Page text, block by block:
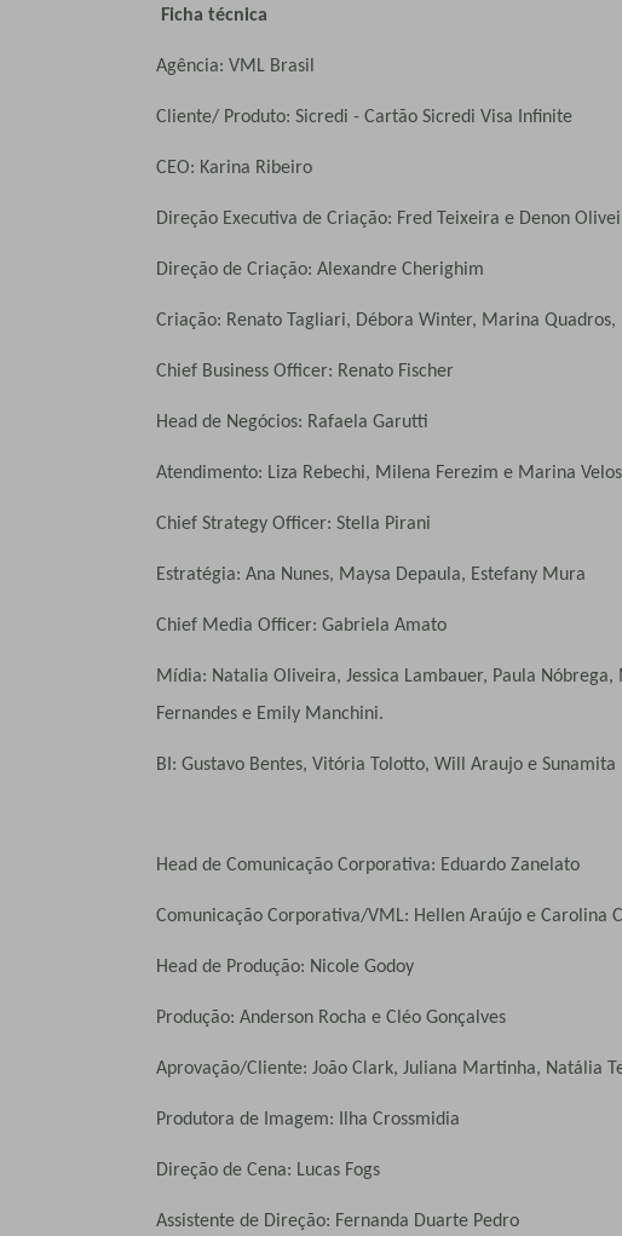
Ficha técnica
Agência: VML Brasil
Cliente/ Produto: Sicredi - Cartão Sicredi Visa Infinite
CEO: Karina Ribeiro
Direção Executiva de Criação: Fred Teixeira e Denon
Direção de Criação: Alexandre Cherighim
Criação: Renato Tagliari, Débora Winter, Marina
Chief Business Officer: Renato Fischer
Head de Negócios: Rafaela Garutti
Atendimento: Liza Rebechi, Milena Ferezim e Marina
Chief Strategy Officer: Stella Pirani
Estratégia: Ana Nunes, Maysa Depaula, Estefany Mura
Chief Media Officer: Gabriela Amato
Mídia: Natalia Oliveira, Jessica Lambauer, Paula
Fernandes e Emily Manchini.
BI: Gustavo Bentes, Vitória Tolotto, Will Araujo e Sunamita
Head de Comunicação Corporativa: Eduardo Zanelato
Comunicação Corporativa/VML: Hellen Araújo e Carolina
Head de Produção: Nicole Godoy
Produção: Anderson Rocha e Cléo Gonçalves
Aprovação/Cliente: João Clark, Juliana Martinha, Natália
Produtora de Imagem: Ilha Crossmidia
Direção de Cena: Lucas Fogs
Assistente de Direção: Fernanda Duarte Pedro